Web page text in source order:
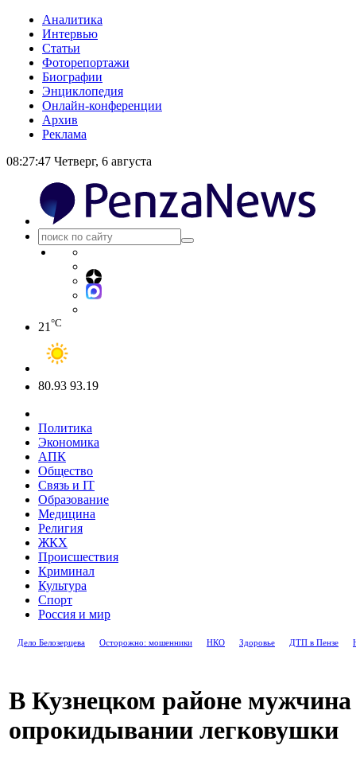
Аналитика
Интервью
Статьи
Фоторепортажи
Биографии
Энциклопедия
Онлайн-конференции
Архив
Реклама
08:27:47 Четверг, 6 августа
21 °C
80.93 93.19
Политика
Экономика
АПК
Общество
Связь и IT
Образование
Медицина
Религия
ЖКХ
Происшествия
Криминал
Культура
Спорт
Россия и мир
Дело Белозерцева Осторожно: мошенники НКО Здоровье ДТП в Пензе
В Кузнецком районе мужчина
опрокидывании легковушки